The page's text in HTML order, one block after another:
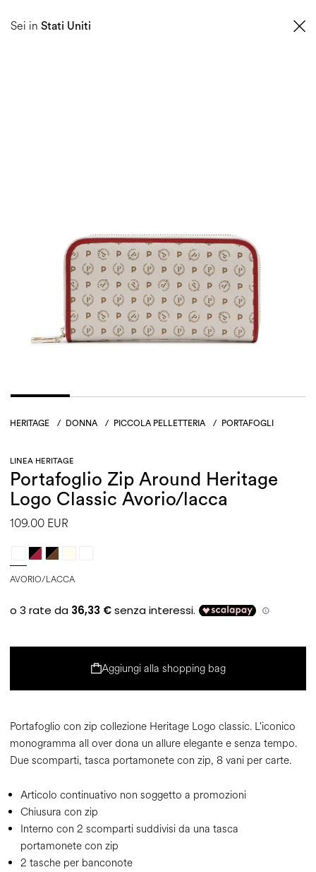
Sei in Stati Uniti
HERITAGE / DONNA / PICCOLA PELLETTERIA / PORTAFOGLI
LINEA HERITAGE
Portafoglio Zip Around Heritage
Logo Classic Avorio/lacca
109.00 EUR
AVORIO/LACCA
Aggiungi alla shopping bag
Portafoglio con zip collezione Heritage Logo classic. L'iconico
monogramma all over dona un allure elegante e senza tempo.
Due scomparti, tasca portamonete con zip, 8 vani per carte.
Articolo continuativo non soggetto a promozioni
Chiusura con zip
Interno con 2 scomparti suddivisi da una tasca
portamonete con zip
2 tasche per banconote